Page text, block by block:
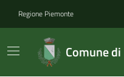
Regione Piemonte
Comune